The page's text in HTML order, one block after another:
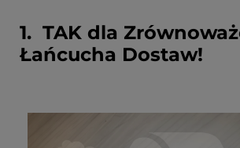
1. TAK dla
Łańcucha Dostaw!